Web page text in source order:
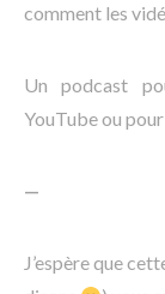
comment les
Un podcast
YouTube ou
—
J’espère que